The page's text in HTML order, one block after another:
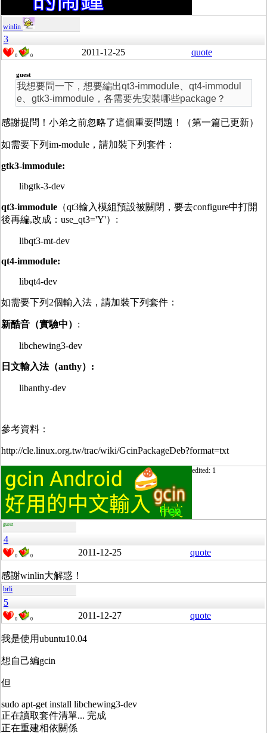
winlin
3
0 0 2011-12-25 quote
guest
我想要問一下，想要編出qt3-immodule、qt4-immodul
e、gtk3-immodule，各需要先安裝哪些package？
感謝提問！小弟之前忽略了這個重要問題！（第一篇已更新）
如需要下列im-module，請加裝下列套件：
gtk3-immodule:
libgtk-3-dev
qt3-immodule （qt3輸入模組預設被關閉，要去configure中打開
後再編,改成：use_qt3='Y'）:
libqt3-mt-dev
qt4-immodule:
libqt4-dev
如需要下列2個輸入法，請加裝下列套件：
新酷音（實驗中） :
libchewing3-dev
日文輸入法（anthy）:
libanthy-dev
參考資料：
http://cle.linux.org.tw/trac/wiki/GcinPackageDeb?format=txt
edited: 1
guest
4
0 0 2011-12-25 quote
感謝winlin大解惑！
brli
5
0 0 2011-12-27 quote
我是使用ubuntu10.04
想自己編gcin
但
sudo apt-get install libchewing3-dev
正在讀取套件清單... 完成
正在重建相依關係